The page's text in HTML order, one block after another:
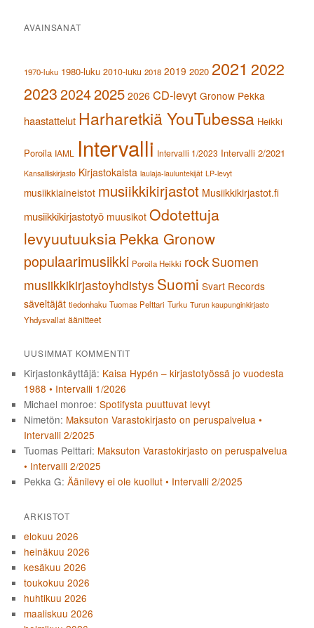
AVAINSANAT
1970-luku 1980-luku 2010-luku 2018 2019 2020 2021 2022
202320242025 2026 CD-levyt Gronow Pekka
haastattelut Harharetkiä YouTubessa Heikki
Poroila IAML Intervalli Intervalli 1/2023 Intervalli 2/2021
Kansalliskirjasto Kirjastokaista laulaja-lauluntekijät LP-levyt
musiikkiaineistot musiikkikirjastot Musiikkikirjastot.fi
musiikkikirjastotyö muusikot Odotettuja
levyuutuuksiaPekka Gronow
populaarimusiikki Poroila Heikki rock Suomen
musiikkikirjastoyhdistys Suomi Svart Records
säveltäjät tiedonhaku Tuomas Pelttari Turku Turun kaupunginkirjasto
Yhdysvallat äänitteet
UUSIMMAT KOMMENTIT
Kirjastonkäyttäjä: Kaisa Hypén – kirjastotyössä jo vuodesta
1988 • Intervalli 1/2026
Michael monroe:Spotifysta puuttuvat levyt
Nimetön: Maksuton Varastokirjasto on peruspalvelua •
Intervalli 2/2025
Tuomas Pelttari: Maksuton Varastokirjasto on peruspalvelua
• Intervalli 2/2025
Pekka G:Äänilevy ei ole kuollut • Intervalli 2/2025
ARKISTOT
elokuu 2026
heinäkuu 2026
kesäkuu 2026
toukokuu 2026
huhtikuu 2026
maaliskuu 2026